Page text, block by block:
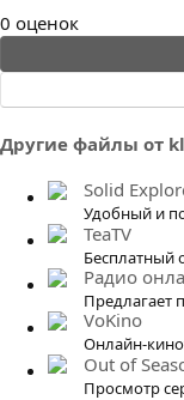
0
.
0
в
0 оценок
Другие файлы от
Solid
Удобный и
TeaTV
Бесплатный
Радио
Предлагает
VoKino
Онлайн-
Out of
Просмотр